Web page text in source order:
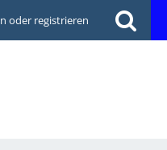
oder registrieren